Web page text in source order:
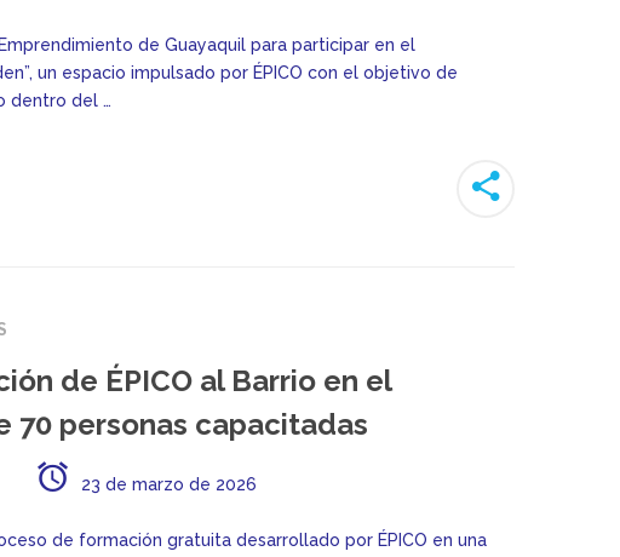
de Guayaquil para participar en el
un espacio impulsado por ÉPICO con el objetivo de
dentro del …
de ÉPICO al Barrio en el
70 personas capacitadas
23 de marzo de 2026
de formación gratuita desarrollado por ÉPICO en una